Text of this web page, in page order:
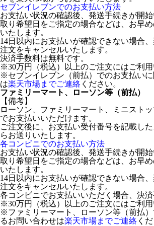
セブンイレブンでのお支払い方法
お支払い状況の確認後、発送手続きが開
取り希望日をご指定の場合などは、お早
いたします。
14日以内にお支払いが確認できない場合
注文をキャンセルいたします。
決済手数料は無料です。
※30万円（税込）以上のご注文にはご利用
※セブンイレブン（前払）でのお支払い
は楽天市場までご連絡 ください。
ファミリーマート、ローソン等（前払）
【備考】
ローソン、ファミリーマート、ミニスト
でお支払いいただけます。
ご注文後に、お支払い受付番号を記載し
らお送りいたします。
各コンビニでのお支払い方法
お支払い状況の確認後、発送手続きが開
取り希望日をご指定の場合などは、お早
いたします。
14日以内にお支払いが確認できない場合
注文をキャンセルいたします。
各コンビニでお支払いいただく場合、決済
※30万円（税込）以上のご注文にはご利用
※ファミリーマート、ローソン等（前払
るお問い合わせは楽天市場までご連絡 く